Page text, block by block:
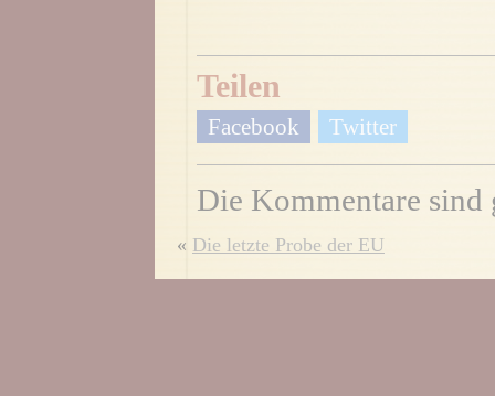
Teilen
Facebook Twitter
Die Kommentare sind
« Die letzte Probe der EU